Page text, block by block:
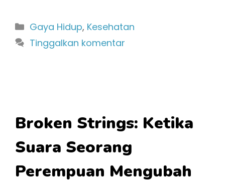
Kategori
Gaya Hidup, Kesehatan
Tinggalkan komentar
Broken Strings: Ketika
Suara Seorang
Perempuan Mengubah